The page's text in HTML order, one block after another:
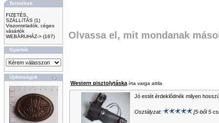
Termékek
FIZETÉS,
SZÁLLíTÁS (1)
Viszonteladók, céges
vásárlók
WEBÁRUHÁZ-> (167)
Gyártók
Újdonságok
Olvassa el, mit mondanak
Western pisztolytáska írta varga attila
Jó estét érdeklődnék milyen
Osztályzat: [5-ből 5